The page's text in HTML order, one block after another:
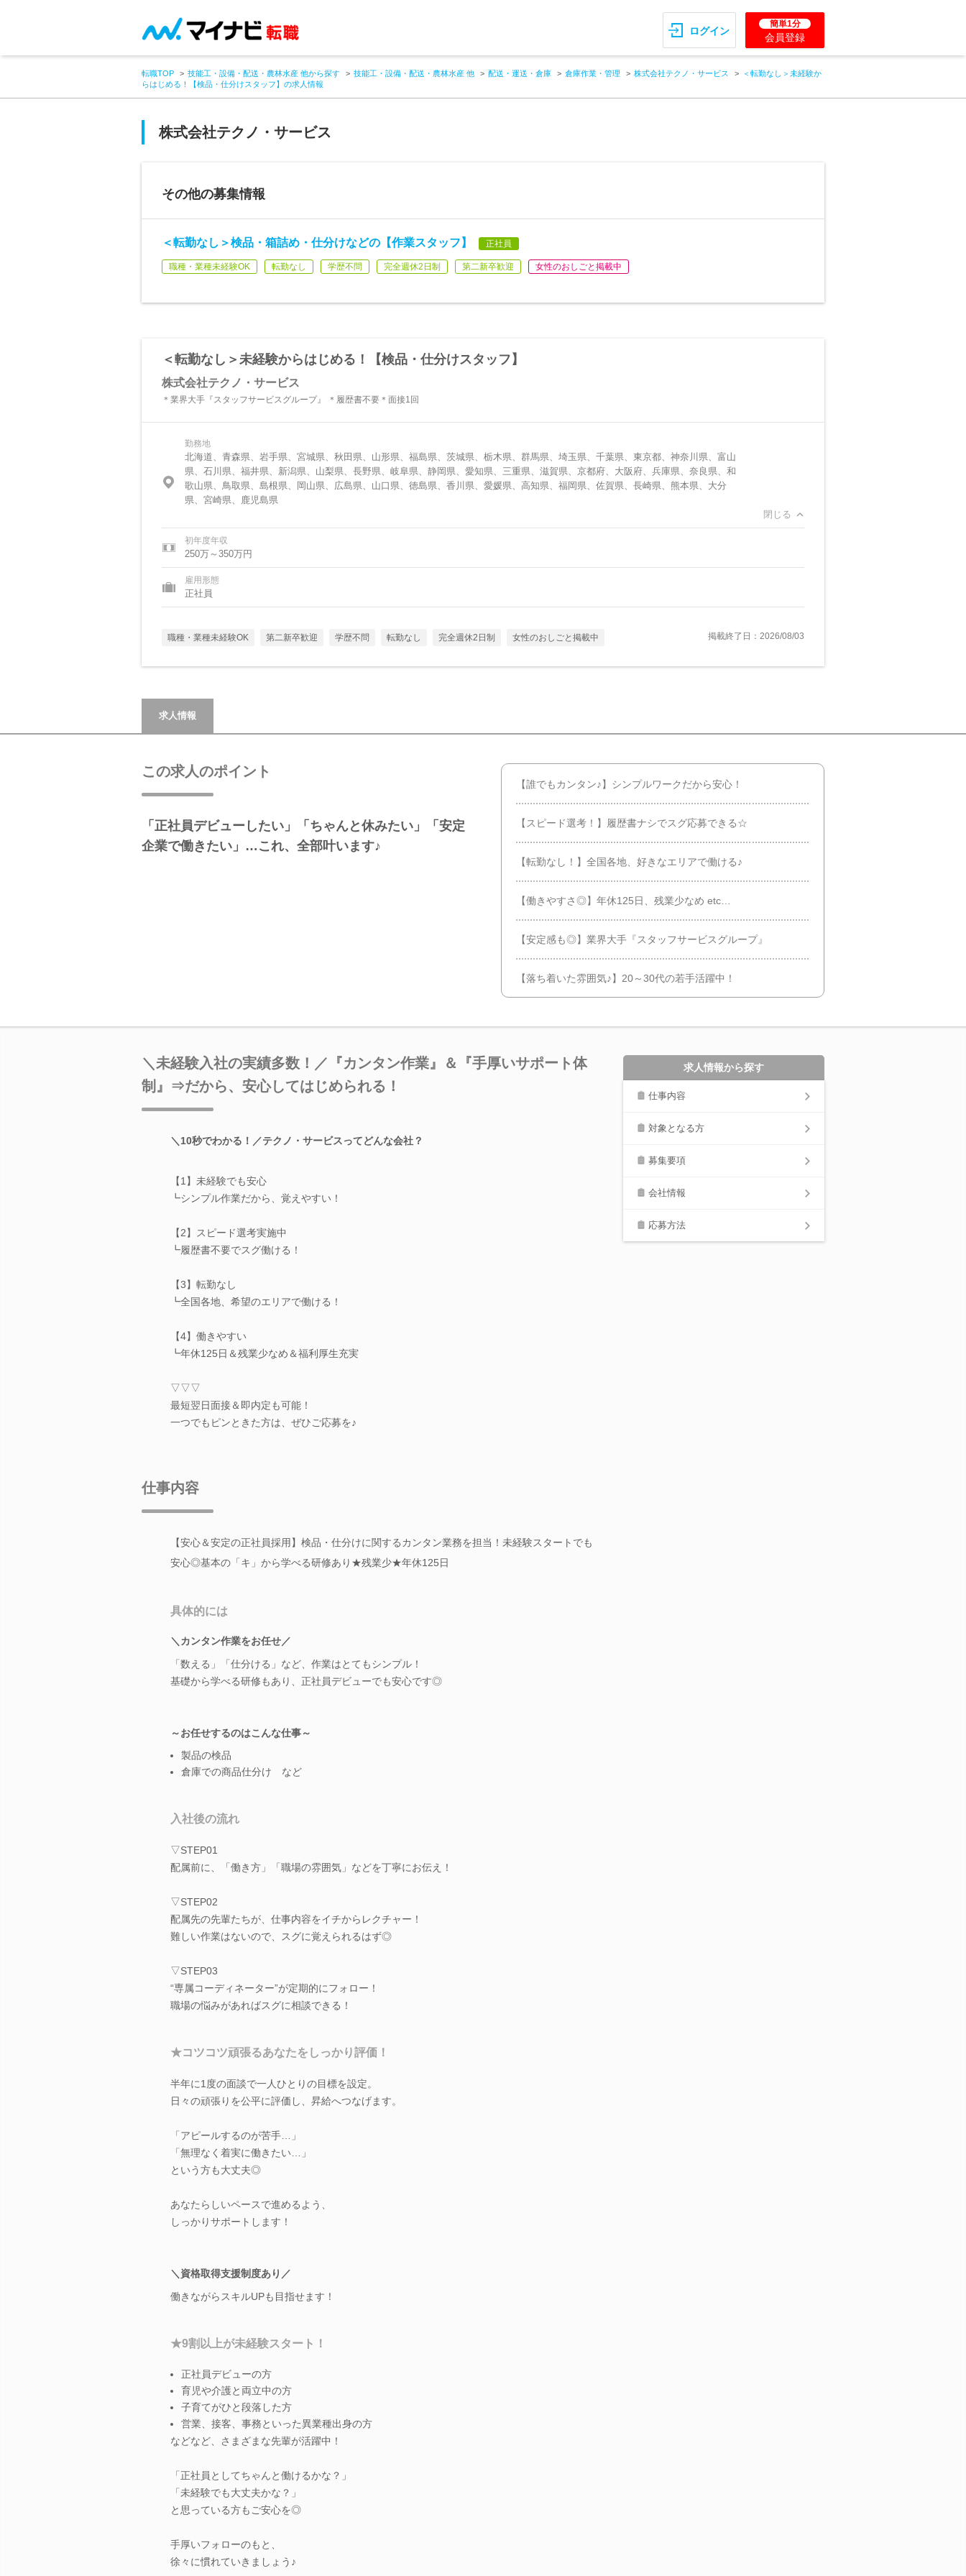
ログイン
簡単1分
会員登録
転職TOP 技能工・設備・配送・農林水産 他から探す 技能工・設備・配送・農林水産 他 配送・運送・倉庫 倉庫作業・管理 株式会社テクノ・サービス
＜転勤なし＞未経験か
らはじめる！【検品・仕分けスタッフ】の求人情報
株式会社テクノ・サービス
その他の募集情報
＜転勤なし＞検品・箱詰め・仕分けなどの【作業スタッフ】 正社員
職種・業種未経験OK 転勤なし 学歴不問 完全週休2日制 第二新卒歓迎 女性のおしごと掲載中
＜転勤なし＞未経験からはじめる！【検品・仕分けスタッフ】
株式会社テクノ・サービス
＊業界大手『スタッフサービスグループ』 ＊履歴書不要＊面接1回
勤務地
北海道、青森県、岩手県、宮城県、秋田県、山形県、福島県、茨城県、栃木県、群馬県、埼玉県、千葉県、東京都、神奈川県、富山
県、石川県、福井県、新潟県、山梨県、長野県、岐阜県、静岡県、愛知県、三重県、滋賀県、京都府、大阪府、兵庫県、奈良県、和
歌山県、鳥取県、島根県、岡山県、広島県、山口県、徳島県、香川県、愛媛県、高知県、福岡県、佐賀県、長崎県、熊本県、大分
県、宮崎県、鹿児島県
閉じる
初年度年収
250万～350万円
雇用形態
正社員
職種・業種未経験OK 第二新卒歓迎 学歴不問 転勤なし 完全週休2日制 女性のおしごと掲載中 掲載終了日：2026/08/03
求人情報
この求人のポイント
「正社員デビューしたい」「ちゃんと休みたい」「安定
企業で働きたい」…これ、全部叶います♪
【誰でもカンタン♪】シンプルワークだから安心！
【スピード選考！】履歴書ナシでスグ応募できる☆
【転勤なし！】全国各地、好きなエリアで働ける♪
【働きやすさ◎】年休125日、残業少なめ etc…
【安定感も◎】業界大手『スタッフサービスグループ』
【落ち着いた雰囲気♪】20～30代の若手活躍中！
＼未経験入社の実績多数！／『カンタン作業』＆『手厚いサポート体
制』⇒だから、安心してはじめられる！
＼10秒でわかる！／テクノ・サービスってどんな会社？
【1】未経験でも安心
┗シンプル作業だから、覚えやすい！
【2】スピード選考実施中
┗履歴書不要でスグ働ける！
【3】転勤なし
┗全国各地、希望のエリアで働ける！
【4】働きやすい
┗年休125日＆残業少なめ＆福利厚生充実
▽▽▽
最短翌日面接＆即内定も可能！
一つでもピンときた方は、ぜひご応募を♪
仕事内容
【安心＆安定の正社員採用】検品・仕分けに関するカンタン業務を担当！未経験スタートでも
安心◎基本の「キ」から学べる研修あり★残業少★年休125日
具体的には
＼カンタン作業をお任せ／
「数える」「仕分ける」など、作業はとてもシンプル！
基礎から学べる研修もあり、正社員デビューでも安心です◎
～お任せするのはこんな仕事～
製品の検品
倉庫での商品仕分け など
入社後の流れ
▽STEP01
配属前に、「働き方」「職場の雰囲気」などを丁寧にお伝え！
▽STEP02
配属先の先輩たちが、仕事内容をイチからレクチャー！
難しい作業はないので、スグに覚えられるはず◎
▽STEP03
“専属コーディネーター”が定期的にフォロー！
職場の悩みがあればスグに相談できる！
★コツコツ頑張るあなたをしっかり評価！
半年に1度の面談で一人ひとりの目標を設定。
日々の頑張りを公平に評価し、昇給へつなげます。
「アピールするのが苦手…」
「無理なく着実に働きたい…」
という方も大丈夫◎
あなたらしいペースで進めるよう、
しっかりサポートします！
＼資格取得支援制度あり／
働きながらスキルUPも目指せます！
★9割以上が未経験スタート！
正社員デビューの方
育児や介護と両立中の方
子育てがひと段落した方
営業、接客、事務といった異業種出身の方
などなど、さまざまな先輩が活躍中！
「正社員としてちゃんと働けるかな？」
「未経験でも大丈夫かな？」
と思っている方もご安心を◎
手厚いフォローのもと、
徐々に慣れていきましょう♪
求人情報から探す
仕事内容
対象となる方
募集要項
会社情報
応募方法